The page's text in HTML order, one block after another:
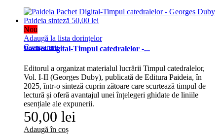
Nou
Adaugă la lista dorinţelor
Comparare
Pachet Digital-Timpul catedralelor -...
Editorul a organizat materialul lucrării Timpul catedralelor,
Vol. I-II (Georges Duby), publicată de Editura Paideia, în
2025, într-o sinteză cuprin zătoare care scurtează timpul de
lectură și oferă avantajul unei înțelegeri ghidate de liniile
esențiale ale expunerii.
50,00 lei
Adaugă în coș